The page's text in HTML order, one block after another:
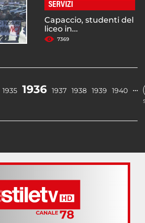
SERVIZI
Capaccio, studenti del
liceo in...
7369
1935 1936 1937 1938 1939 1940 …